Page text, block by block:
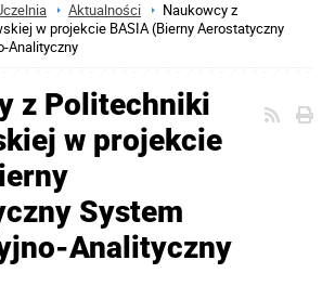
Aktualności
Naukowcy z
w projekcie BASIA (Bierny Aerostatyczny
Analityczny
z Politechniki
w projekcie
System
Analityczny